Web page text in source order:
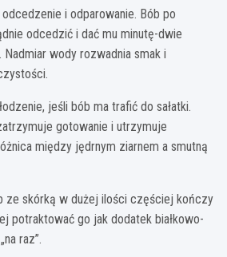
i odparowanie. Bób po
odcedzić i dać mu minutę-dwie
Nadmiar wody rozwadnia smak i
jeśli bób ma trafić do sałatki.
gotowanie i utrzymuje
między jędrnym ziarnem a smutną
ze skórką w dużej ilości częściej kończy
potraktować go jak dodatek białkowo-
raz”.